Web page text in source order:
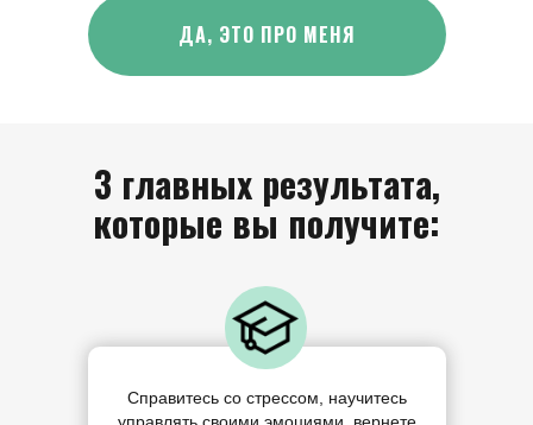
ДА, ЭТО ПРО МЕНЯ
3 главных результата,
которые вы получите:
Справитесь со стрессом, научитесь